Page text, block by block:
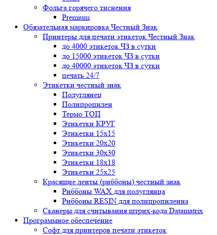
Фольга горячего тиснения
Premium
Обязательная маркировка Честный Знак
Принтеры для печати этикеток Честный Знак
до 4000 этикеток ЧЗ в сутки
до 15000 этикеток ЧЗ в сутки
до 40000 этикеток ЧЗ в сутки
печать 24/7
Этикетки честный знак
Полуглянец
Полипропилен
Термо ТОП
Этикетки КРУГ
Этикетки 15х15
Этикетки 20х20
Этикетки 30х30
Этикетки 18х18
Этикетки 25х25
Красящие ленты (риббоны) честный знак
Риббоны WAX для полуглянца
Риббоны RESIN для полипропиленна
Сканеры для считывания штрих-кода Datamatrix
Программное обеспечение
Софт для принтеров печати этикеток